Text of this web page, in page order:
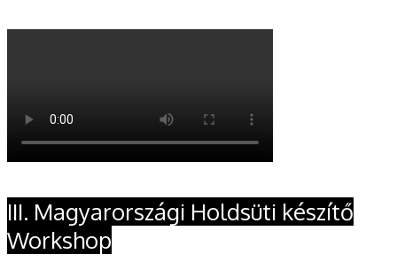
III. Magyarországi Holdsüti készítő
Workshop